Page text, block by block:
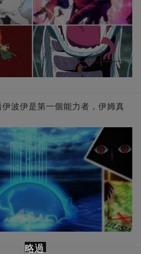
波伊是第一個能力者，伊姆真
略過